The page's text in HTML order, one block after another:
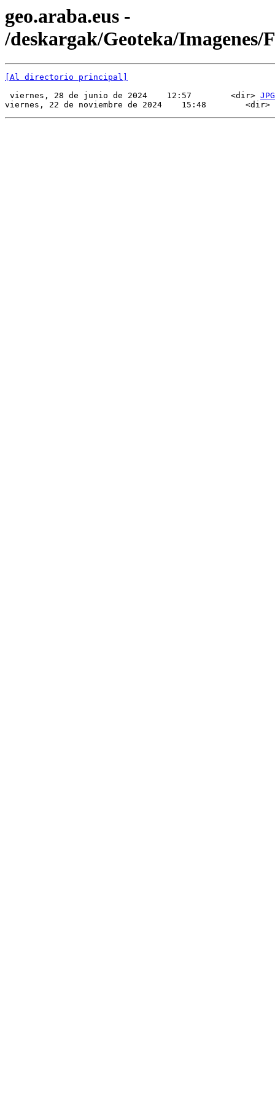
geo.araba.eus -
/deskargak/Geoteka/Imagenes/
[Al directorio principal]
viernes, 28 de junio de 2024    12:57        <dir> JPG
viernes, 22 de noviembre de 2024    15:48        <dir>